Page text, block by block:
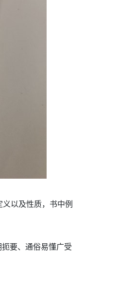
以及性质，书中例
要、通俗易懂广受